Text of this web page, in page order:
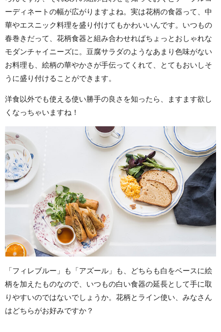
ーディネートの幅が広がりますよね。実は花柄の食器って、中
華やエスニック料理を盛り付けてもかわいいんです。いつもの
春巻きだって、花柄食器と組み合わせればちょっとおしゃれな
モダンチャイニーズに。豆腐サラダのようなあまり色味がない
お料理も、絵柄の華やかさが手伝ってくれて、とてもおいしそ
うに盛り付けることができます。
洋食以外でも使える使い勝手の良さを知ったら、ますます欲し
くなっちゃいますね！
「フィレブルー」も「アズール」も、どちらも白をベースに絵
柄を加えたものなので、いつもの白い食器の延長として手に取
りやすいのではないでしょうか。花柄とライン使い、みなさん
はどちらがお好みですか？